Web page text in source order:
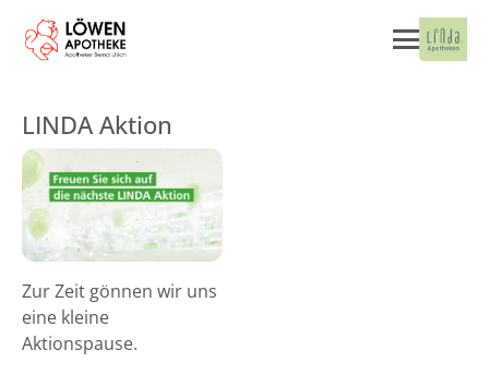
LINDA Aktion
Zur Zeit gönnen wir uns
eine kleine
Aktionspause.